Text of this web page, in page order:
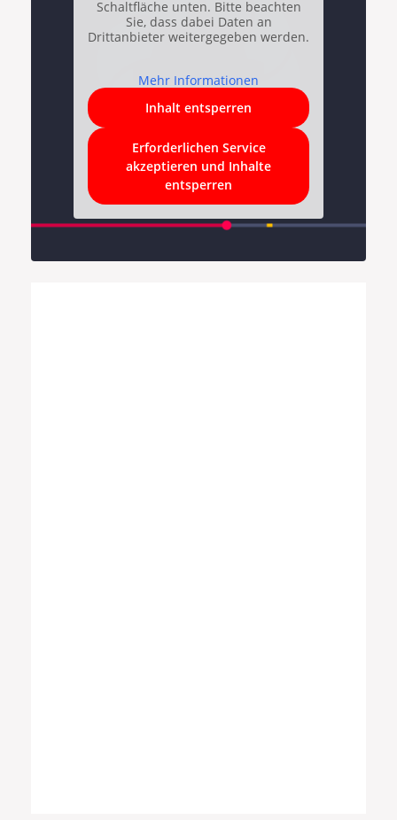
Schaltfläche unten. Bitte beachten
Sie, dass dabei Daten an
Drittanbieter weitergegeben werden.
Mehr Informationen
Inhalt entsperren
Erforderlichen Service
akzeptieren und Inhalte
entsperren